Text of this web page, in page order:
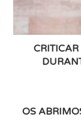
CRITICAR
OS